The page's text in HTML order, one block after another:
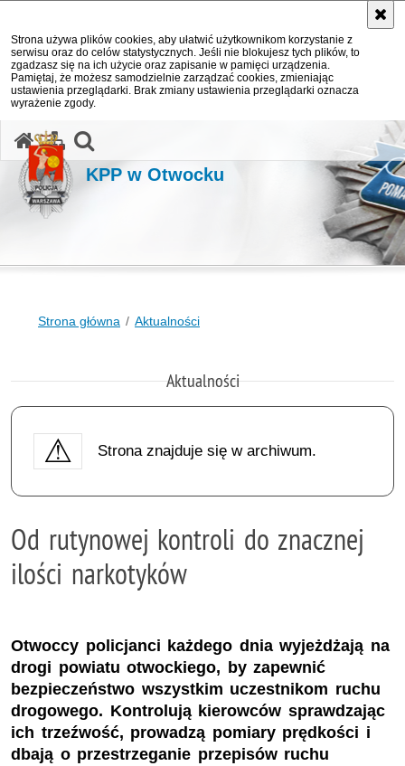
Strona używa plików cookies, aby ułatwić użytkownikom korzystanie z
serwisu oraz do celów statystycznych. Jeśli nie blokujesz tych plików, to
zgadzasz się na ich użycie oraz zapisanie w pamięci urządzenia.
Pamiętaj, że możesz samodzielnie zarządzać cookies, zmieniając
ustawienia przeglądarki. Brak zmiany ustawienia przeglądarki oznacza
wyrażenie zgody.
KPP w Otwocku
Strona główna Aktualności
Aktualności
Strona znajduje się w archiwum.
Od rutynowej kontroli do znacznej
ilości narkotyków
Otwoccy policjanci każdego dnia wyjeżdżają na
drogi powiatu otwockiego, by zapewnić
bezpieczeństwo wszystkim uczestnikom ruchu
drogowego. Kontrolują kierowców sprawdzając
ich trzeźwość, prowadzą pomiary prędkości i
dbają o przestrzeganie przepisów ruchu